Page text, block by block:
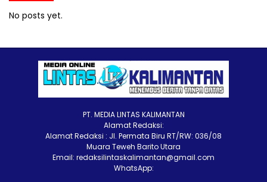
No posts yet.
PT. MEDIA LINTAS KALIMANTAN
Alamat Redaksi:
Alamat Redaksi : Jl. Permata Biru RT/RW: 036/08
Muara Teweh Barito Utara
Email: redaksilintaskalimantan@gmail.com
WhatsApp: